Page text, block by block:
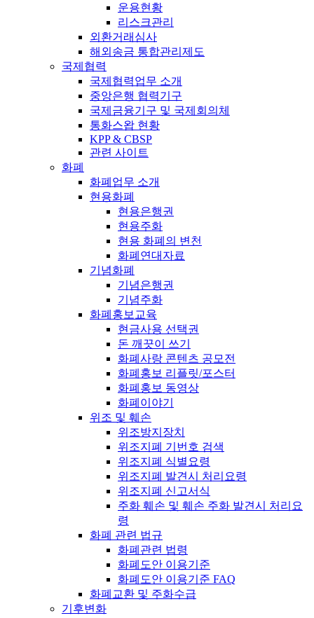
운용현황
리스크관리
외환거래심사
해외송금 통합관리제도
국제협력
국제협력업무 소개
중앙은행 협력기구
국제금융기구 및 국제회의체
통화스왑 현황
KPP & CBSP
관련 사이트
화폐
화폐업무 소개
현용화폐
현용은행권
현용주화
현용 화폐의 변천
화폐연대자료
기념화폐
기념은행권
기념주화
화폐홍보교육
현금사용 선택권
돈 깨끗이 쓰기
화폐사랑 콘텐츠 공모전
화폐홍보 리플릿/포스터
화폐홍보 동영상
화폐이야기
위조 및 훼손
위조방지장치
위조지폐 기번호 검색
위조지폐 식별요령
위조지폐 발견시 처리요령
위조지폐 신고서식
주화 훼손 및 훼손 주화 발견시 처리요
령
화폐 관련 법규
화폐관련 법령
화폐도안 이용기준
화폐도안 이용기준 FAQ
화폐교환 및 주화수급
기후변화